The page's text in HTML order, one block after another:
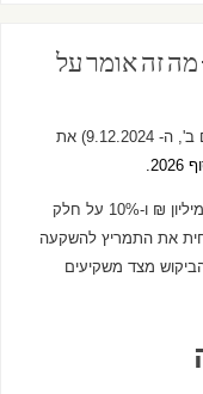
שיישאר איתנו עד 2026 – מה זה אומר על
הוועדה בראשות ח"כ משה גפני האריכה היום (יום ב', ה- 9.12.2024) את
מדובר בשיעור של 8% על חלק השווי שעד 5.35 מיליון ₪ ו-10% על חלק
את התמריץ להשקעה
מצד משקיעים